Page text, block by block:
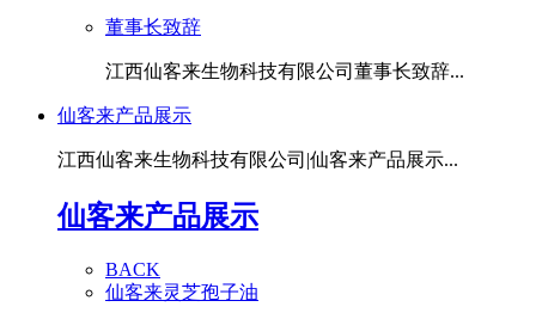
董事长致辞
江西仙客来生物科技有限公司董事长致辞...
仙客来产品展示
江西仙客来生物科技有限公司|仙客来产品展示...
仙客来产品展示
BACK
仙客来灵芝孢子油